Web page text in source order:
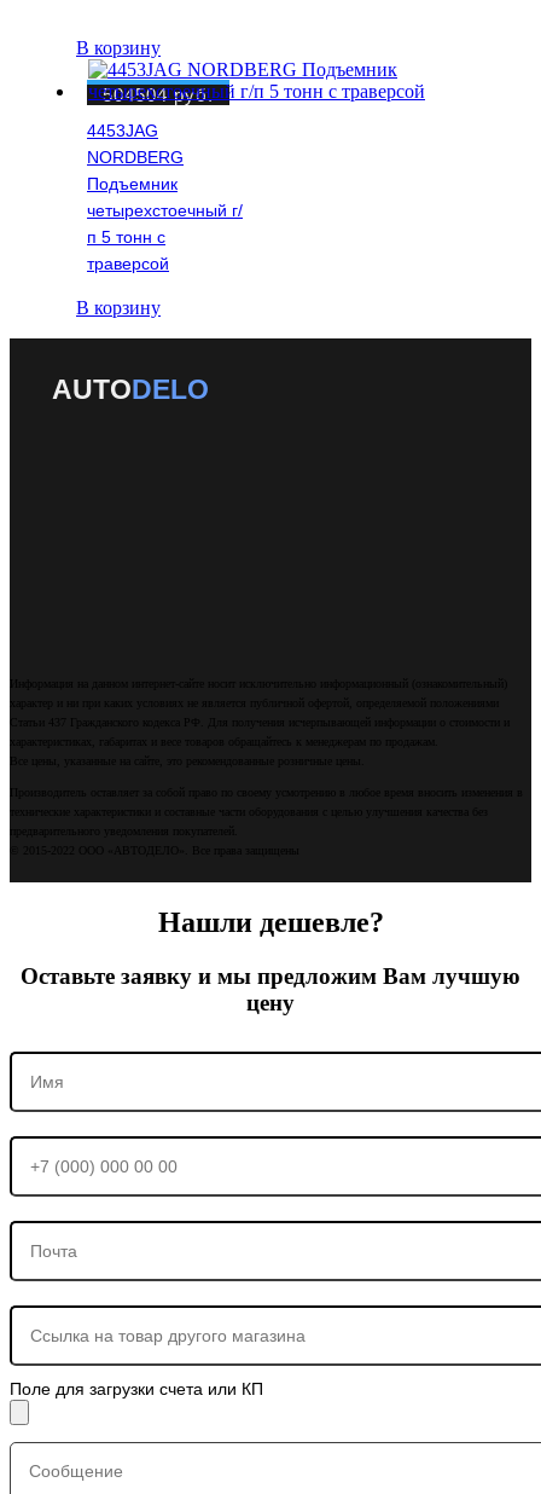
В корзину
4453JAG
NORDBERG
Подъемник
четырехстоечный г/
п 5 тонн c
траверсой
504504руб.
В корзину
AUTODELO
Информация на данном интернет-сайте носит исключительно информационный (ознакомительный)
характер и ни при каких условиях не является публичной офертой, определяемой положениями
Статьи 437 Гражданского кодекса РФ. Для получения исчерпывающей информации о стоимости и
характеристиках, габаритах и весе товаров обращайтесь к менеджерам по продажам.
Все цены, указанные на сайте, это рекомендованные розничные цены.
Производитель оставляет за собой право по своему усмотрению в любое время вносить изменения в
технические характеристики и составные части оборудования с целью улучшения качества без
предварительного уведомления покупателей.
© 2015-2022 ООО «АВТОДЕЛО». Все права защищены
Нашли дешевле?
Оставьте заявку и мы предложим Вам лучшую
цену
Поле для загрузки счета или КП